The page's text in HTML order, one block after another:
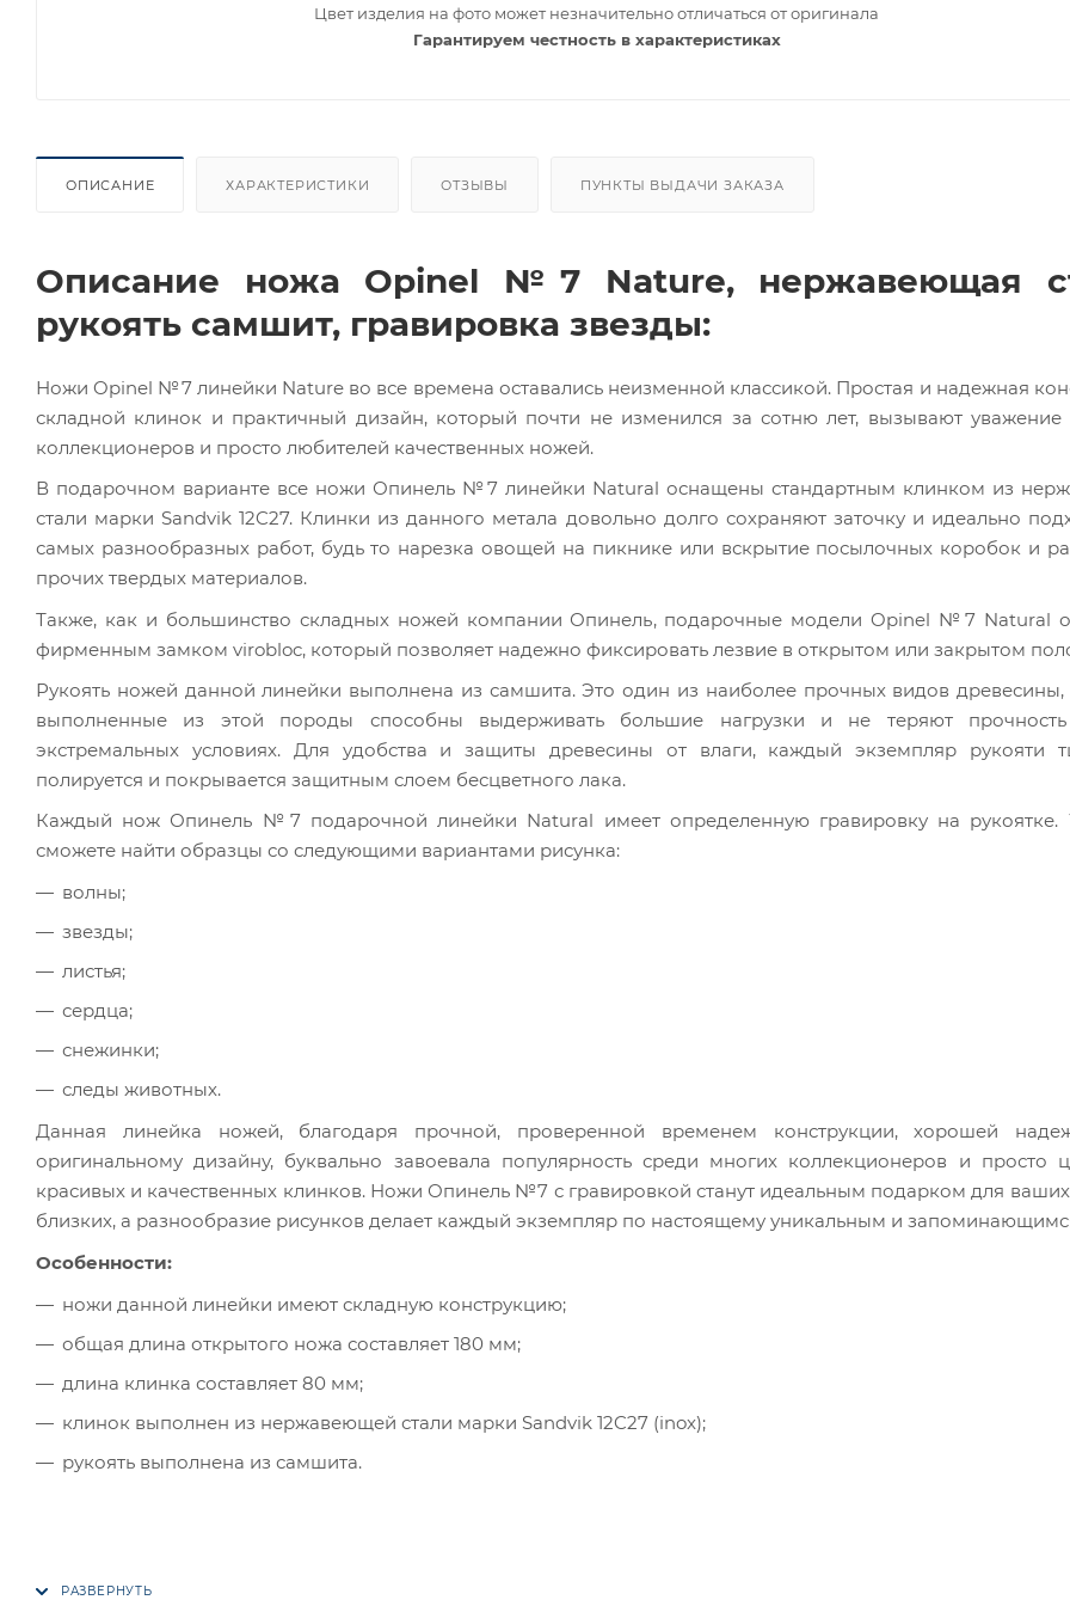
Цвет изделия на фото может незначительно отличаться от оригинала
Гарантируем честность в характеристиках
ОПИСАНИЕ ХАРАКТЕРИСТИКИ ОТЗЫВЫ ПУНКТЫ ВЫДАЧИ ЗАКАЗА
Описание ножа Opinel №7 Nature, нержавеющая
рукоять самшит, гравировка звезды:
Ножи Opinel №7 линейки Nature во все времена оставались неизменной классикой. Простая и надежная
складной клинок и практичный дизайн, который почти не изменился за сотню лет, вызывают уважение
коллекционеров и просто любителей качественных ножей.
В подарочном варианте все ножи Опинель №7 линейки Natural оснащены стандартным клинком из
стали марки Sandvik 12C27. Клинки из данного метала довольно долго сохраняют заточку и идеально
самых разнообразных работ, будь то нарезка овощей на пикнике или вскрытие посылочных коробок и
прочих твердых материалов.
Также, как и большинство складных ножей компании Опинель, подарочные модели Opinel №7 Natural
фирменным замком virobloc, который позволяет надежно фиксировать лезвие в открытом или закрытом
Рукоять ножей данной линейки выполнена из самшита. Это один из наиболее прочных видов древесины,
выполненные из этой породы способны выдерживать большие нагрузки и не теряют
экстремальных условиях. Для удобства и защиты древесины от влаги, каждый экземпляр рукояти
полируется и покрывается защитным слоем бесцветного лака.
Каждый нож Опинель №7 подарочной линейки Natural имеет определенную гравировку на
сможете найти образцы со следующими вариантами рисунка:
волны;
звезды;
листья;
сердца;
снежинки;
следы животных.
Данная линейка ножей, благодаря прочной, проверенной временем конструкции, хорошей
оригинальному дизайну, буквально завоевала популярность среди многих коллекционеров и просто
красивых и качественных клинков. Ножи Опинель №7 с гравировкой станут идеальным подарком для
близких, а разнообразие рисунков делает каждый экземпляр по настоящему уникальным и
Особенности:
ножи данной линейки имеют складную конструкцию;
общая длина открытого ножа составляет 180 мм;
длина клинка составляет 80 мм;
клинок выполнен из нержавеющей стали марки Sandvik 12C27 (inox);
рукоять выполнена из самшита.